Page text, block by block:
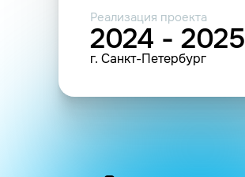
Реализация проекта
2024 - 2025
г. Санкт-Петербург